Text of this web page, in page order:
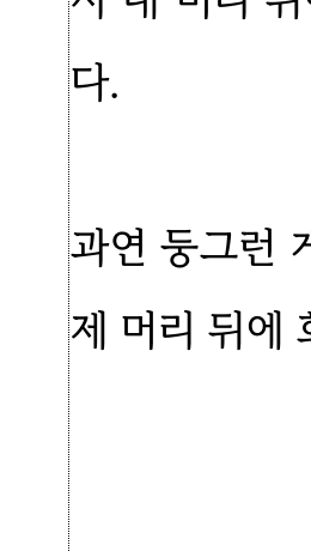
다.
과연 둥그런
제 머리 뒤에